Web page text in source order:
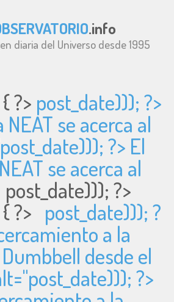
.info
diaria del Universo desde 1995
?> post_date))); ?>
se acerca al
post_date))); ?> El
se acerca al
post_date))); ?>
?> post_date))); ?
a la
desde el
post_date))); ?>